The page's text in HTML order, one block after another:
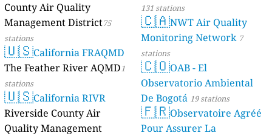
County Air Quality
Management District75
stations
🇺🇸California FRAQMD
The Feather River AQMD1
stations
🇺🇸California RIVR
Riverside County Air
Quality Management
131 stations
🇨🇦NWT Air Quality
Monitoring Network 7
stations
🇨🇴OAB - El
Observatorio Ambiental
De Bogotá 19 stations
🇫🇷Observatoire Agréé
Pour Assurer La